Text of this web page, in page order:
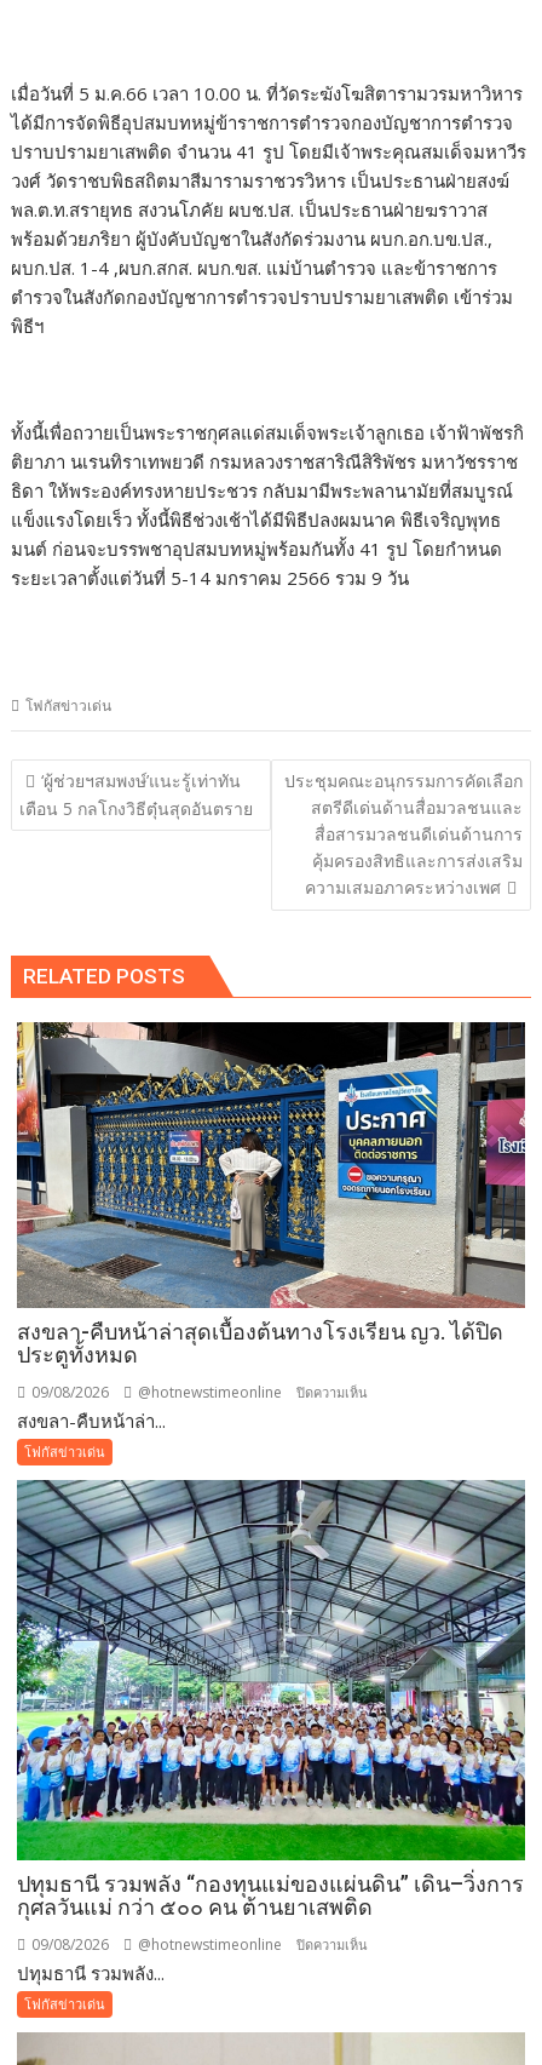
เมื่อวันที่ 5 ม.ค.66 เวลา 10.00 น. ที่วัดระฆังโฆสิตารามวรมหาวิหาร
ได้มีการจัดพิธีอุปสมบทหมู่ข้าราชการตำรวจกองบัญชาการตำรวจ
ปราบปรามยาเสพติด จำนวน 41 รูป โดยมีเจ้าพระคุณสมเด็จมหาวีร
วงศ์ วัดราชบพิธสถิตมาสีมารามราชวรวิหาร เป็นประธานฝ่ายสงฆ์
พล.ต.ท.สรายุทธ สงวนโภคัย ผบช.ปส. เป็นประธานฝ่ายฆราวาส
พร้อมด้วยภริยา ผู้บังคับบัญชาในสังกัดร่วมงาน ผบก.อก.บข.ปส.,
ผบก.ปส. 1-4 ,ผบก.สกส. ผบก.ขส. แม่บ้านตำรวจ และข้าราชการ
ตำรวจในสังกัดกองบัญชาการตำรวจปราบปรามยาเสพติด เข้าร่วม
พิธีฯ
ทั้งนี้เพื่อถวายเป็นพระราชกุศลแด่สมเด็จพระเจ้าลูกเธอ เจ้าฟ้าพัชรกิ
ติยาภา นเรนทิราเทพยวดี กรมหลวงราชสาริณีสิริพัชร มหาวัชรราช
ธิดา ให้พระองค์ทรงหายประชวร กลับมามีพระพลานามัยที่สมบูรณ์
แข็งแรงโดยเร็ว ทั้งนี้พิธีช่วงเช้าได้มีพิธีปลงผมนาค พิธีเจริญพุทธ
มนต์ ก่อนจะบรรพชาอุปสมบทหมู่พร้อมกันทั้ง 41 รูป โดยกำหนด
ระยะเวลาตั้งแต่วันที่ 5-14 มกราคม 2566 รวม 9 วัน
โฟกัสข่าวเด่น
แนะแนว
เรื่อง
‘ผู้ช่วยฯสมพงษ์’แนะรู้เท่าทัน
เตือน 5 กลโกงวิธีตุ๋นสุดอันตราย
ประชุมคณะอนุกรรมการคัดเลือก
สตรีดีเด่นด้านสื่อมวลชนและ
สื่อสารมวลชนดีเด่นด้านการ
คุ้มครองสิทธิและการส่งเสริม
ความเสมอภาคระหว่างเพศ
RELATED POSTS
สงขลา-คืบหน้าล่าสุดเบื้องต้นทางโรงเรียน ญว. ได้ปิด
ประตูทั้งหมด
09/08/2026 @hotnewstimeonline ปิดความเห็น
ล่าสุด
เบื้อง
ต้นทาง
โรงเรียน
ญว.
ได้
ปิด
ประตู
ทั้งหมด
สงขลา-คืบหน้าล่า...
โฟกัสข่าวเด่น
ปทุมธานี รวมพลัง “กองทุนแม่ของแผ่นดิน” เดิน–วิ่งการ
กุศลวันแม่ กว่า ๕๐๐ คน ต้านยาเสพติด
09/08/2026 @hotnewstimeonline ปิดความเห็น
ปทุมธานี รวมพลัง...
โฟกัสข่าวเด่น